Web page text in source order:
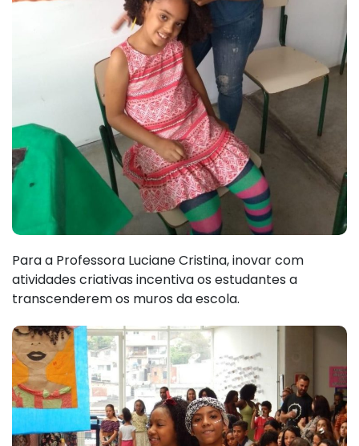
Para a Professora Luciane Cristina, inovar com
atividades criativas incentiva os estudantes a
transcenderem os muros da escola.